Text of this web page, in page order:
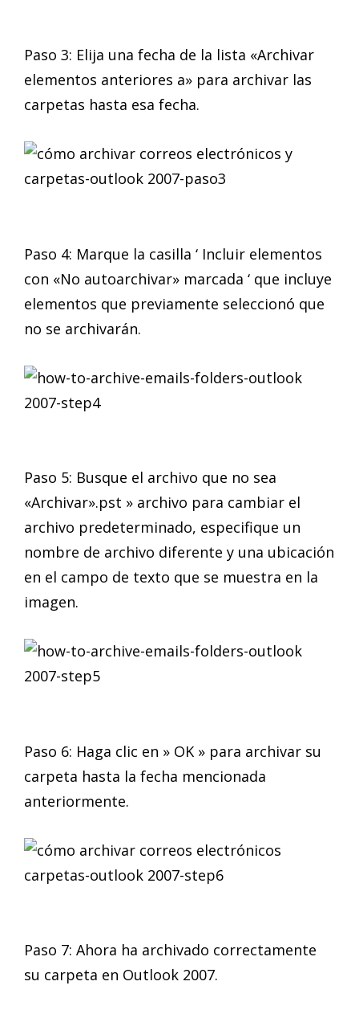
Paso 3: Elija una fecha de la lista «Archivar
elementos anteriores a» para archivar las
carpetas hasta esa fecha.
Paso 4: Marque la casilla ‘ Incluir elementos
con «No autoarchivar» marcada ‘ que incluye
elementos que previamente seleccionó que
no se archivarán.
Paso 5: Busque el archivo que no sea
«Archivar».pst » archivo para cambiar el
archivo predeterminado, especifique un
nombre de archivo diferente y una ubicación
en el campo de texto que se muestra en la
imagen.
Paso 6: Haga clic en » OK » para archivar su
carpeta hasta la fecha mencionada
anteriormente.
Paso 7: Ahora ha archivado correctamente
su carpeta en Outlook 2007.